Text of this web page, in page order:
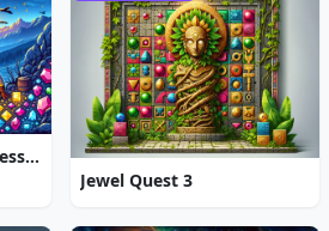
Jewel Quest The Sleepless Star
Jewel Quest 3